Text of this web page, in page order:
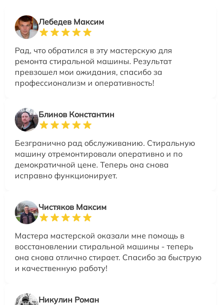
Лебедев Максим
Рад, что обратился в эту мастерскую для
ремонта стиральной машины. Результат
превзошел мои ожидания, спасибо за
профессионализм и оперативность!
Блинов Константин
Безгранично рад обслуживанию. Стиральную
машину отремонтировали оперативно и по
демократичной цене. Теперь она снова
исправно функционирует.
Чистяков Максим
Мастера мастерской оказали мне помощь в
восстановлении стиральной машины - теперь
она снова отлично стирает. Спасибо за быструю
и качественную работу!
Никулин Роман